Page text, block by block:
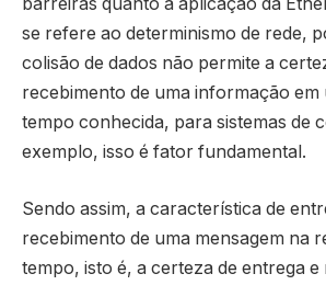
se refere ao determinismo de rede,
colisão de dados não permite a
recebimento de uma informação em
tempo conhecida, para sistemas de
exemplo, isso é fator fundamental.
Sendo assim, a característica de
recebimento de uma mensagem na
tempo, isto é, a certeza de entrega e